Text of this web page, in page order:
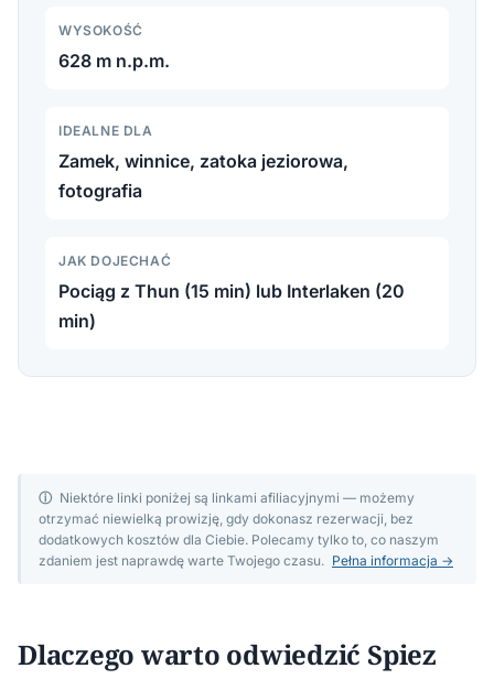
WYSOKOŚĆ
628 m n.p.m.
IDEALNE DLA
Zamek, winnice, zatoka jeziorowa,
fotografia
JAK DOJECHAĆ
Pociąg z Thun (15 min) lub Interlaken (20
min)
ⓘ Niektóre linki poniżej są linkami afiliacyjnymi — możemy
otrzymać niewielką prowizję, gdy dokonasz rezerwacji, bez
dodatkowych kosztów dla Ciebie. Polecamy tylko to, co naszym
zdaniem jest naprawdę warte Twojego czasu. Pełna informacja →
Dlaczego warto odwiedzić Spiez